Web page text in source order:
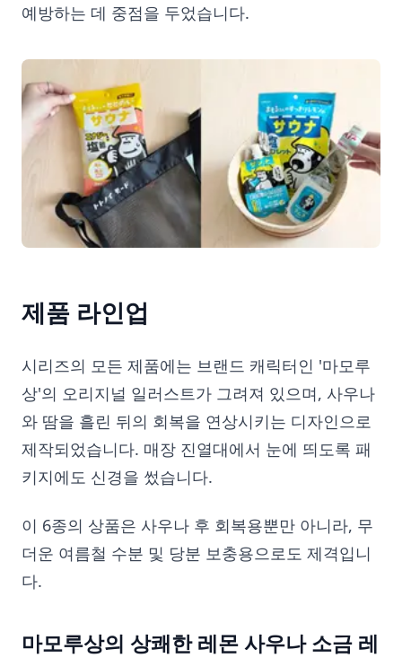
예방하는 데 중점을 두었습니다.
제품 라인업
시리즈의 모든 제품에는 브랜드 캐릭터인 '마모루
상'의 오리지널 일러스트가 그려져 있으며, 사우나
와 땀을 흘린 뒤의 회복을 연상시키는 디자인으로
제작되었습니다. 매장 진열대에서 눈에 띄도록 패
키지에도 신경을 썼습니다.
이 6종의 상품은 사우나 후 회복용뿐만 아니라, 무
더운 여름철 수분 및 당분 보충용으로도 제격입니
다.
마모루상의 상쾌한 레몬 사우나 소금 레